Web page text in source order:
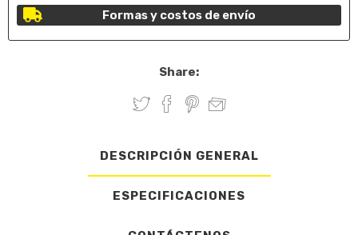
Formas y costos de envío
Share:
DESCRIPCIÓN GENERAL
ESPECIFICACIONES